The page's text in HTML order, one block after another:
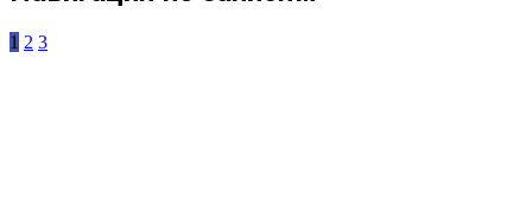
1 2 3